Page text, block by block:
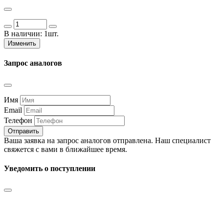
В наличии: 1шт.
Изменить
Запрос аналогов
Имя
Email
Телефон
Отправить
Ваша заявка на запрос аналогов отправлена. Наш специалист
свяжется с вами в ближайшее время.
Уведомить о поступлении